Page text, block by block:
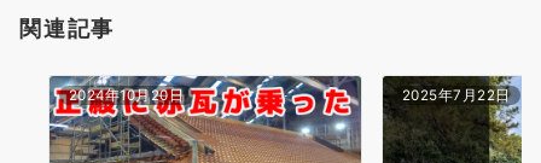
関連記事
2024年10月20日 2025年7月22日